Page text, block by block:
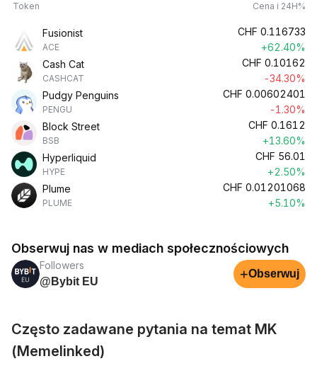
Token Cena i 24H%
Fusionist
ACE
CHF 0.116733
+62.40%
Cash Cat
CASHCAT
CHF 0.10162
-34.30%
Pudgy Penguins
PENGU
CHF 0.00602401
-1.30%
Block Street
BSB
CHF 0.1612
+13.60%
Hyperliquid
HYPE
CHF 56.01
+2.50%
Plume
PLUME
CHF 0.01201068
+5.10%
Obserwuj nas w mediach społecznościowych
Followers
@Bybit EU
+Obserwuj
Często zadawane pytania na temat MK
(Memelinked)